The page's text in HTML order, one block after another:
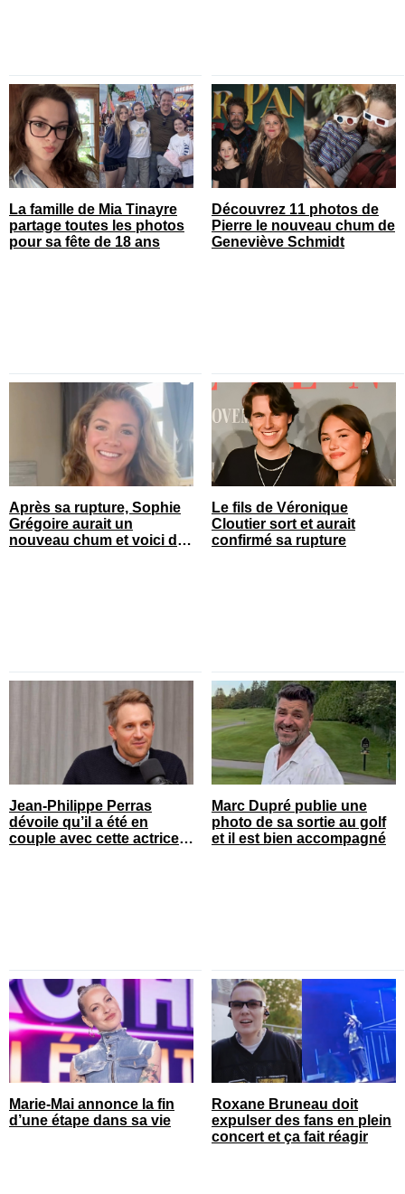
La famille de Mia Tinayre
partage toutes les photos
pour sa fête de 18 ans
Découvrez 11 photos de
Pierre le nouveau chum de
Geneviève Schmidt
Après sa rupture, Sophie
Grégoire aurait un
nouveau chum et voici de
Le fils de Véronique
Cloutier sort et aurait
confirmé sa rupture
Jean-Philippe Perras
dévoile qu’il a été en
couple avec cette actrice
Marc Dupré publie une
photo de sa sortie au golf
et il est bien accompagné
Marie-Mai annonce la fin
d’une étape dans sa vie
Roxane Bruneau doit
expulser des fans en plein
concert et ça fait réagir